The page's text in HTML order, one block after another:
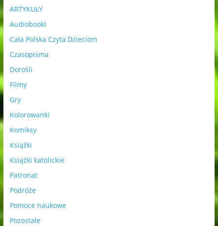
ARTYKUŁY
Audiobooki
Cała Polska Czyta Dzieciom
Czasopisma
Dorośli
Filmy
Gry
Kolorowanki
Komiksy
Książki
Książki katolickie
Patronat
Podróże
Pomoce naukowe
Pozostałe